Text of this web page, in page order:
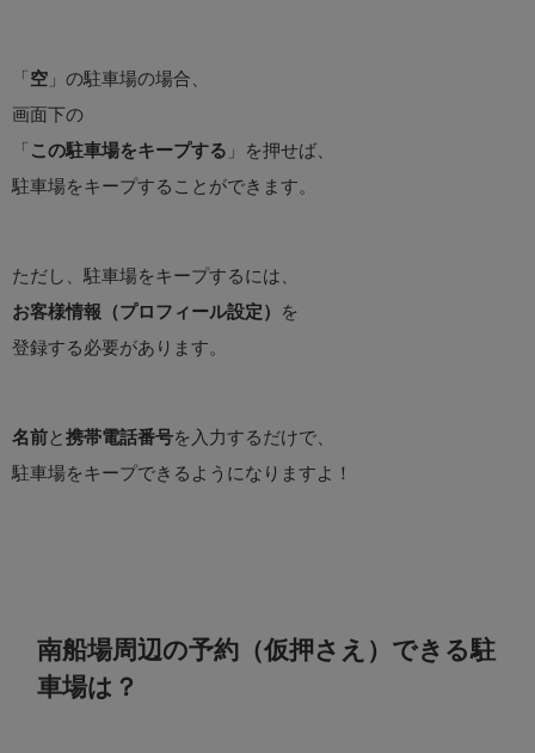
「 空 」の駐車場の場合、
画面下の
「 この駐車場をキープする 」を押せば、
駐車場をキープすることができます。
ただし、駐車場をキープするには、
お客様情報（プロフィール設定）
を
登録する必要があります。
名前と 携帯電話番号を入力するだけで、
駐車場をキープできるようになりますよ！
南船場周辺の予約（仮押さえ）できる駐
車場は？